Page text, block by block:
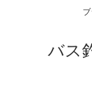
バス